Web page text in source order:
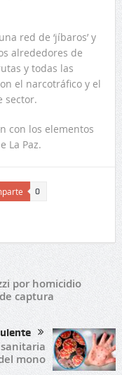
red de ‘jíbaros’ y
alrededores de
y todas las
el narcotráfico y el
sector.
con los elementos
La Paz.
0
por homicidio
captura
mono